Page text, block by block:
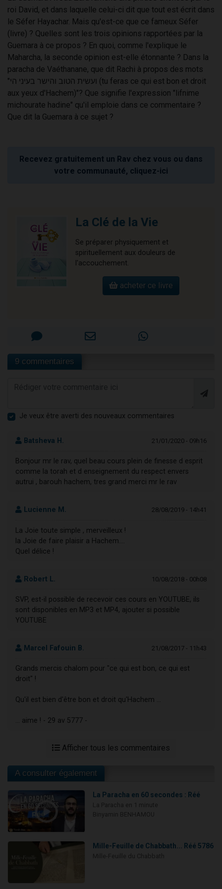
roi David, et dans laquelle celui-ci dit que tout est écrit dans
le Séfer Hayachar. Mais qu'est-ce que ce fameux Séfer
(livre) ? Quelles sont les trois opinions rapportées par la
Guemara à ce propos ? En quoi, comme l'explique le
Maharcha, la seconde opinion est-elle étonnante ? Dans la
paracha de Vaéthanane, que dit Rachi à propos des mots
"ועשית הטוב והישר בעיני הי (tu feras ce qui est bon et droit
aux yeux d'Hachem)"? Que signifie l'expression "lifnime
michourate hadine" qu'il emploie dans ce commentaire ?
Que dit la Guemara à ce sujet ?
Recevez gratuitement un Rav chez vous ou dans
votre communauté, cliquez-ici
La Clé de la Vie
Se préparer physiquement et
spirituellement aux douleurs de
l'accouchement.
acheter ce livre
9 commentaires
Je veux être averti des nouveaux commentaires
Batsheva H. 21/01/2020 - 09h16
Bonjour mr le rav, quel beau cours plein de finesse d esprit
comme la torah et d enseignement du respect envers
autrui , barouh hachem, tres grand merci mr le rav
Lucienne M. 28/08/2019 - 14h41
La Joie toute simple , merveilleux !
la Joie de faire plaisir a Hachem....
Quel délice !
Robert L. 10/08/2018 - 00h08
SVP, est-il possible de recevoir ces cours en YOUTUBE, ils
sont disponibles en MP3 et MP4, ajouter si possible
YOUTUBE
Marcel Fafouin B. 21/08/2017 - 11h43
Grands mercis chalom pour "ce qui est bon, ce qui est
droit" !
Qu'il est bien d'être bon et droit qu'Hachem ...
... aime ! - 29 av 5777 -
Afficher tous les commentaires
A consulter également
La Paracha en 60 secondes : Réé
Mille-Feuille de Chabbath... Réé 5786